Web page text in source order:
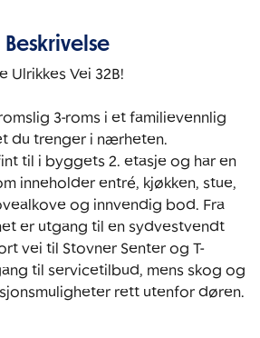
Beskrivelse
Ulrikkes Vei 32B!
3-roms i et familievennlig
du trenger i nærheten.
til i byggets 2. etasje og har en
inneholder entré, kjøkken, stue,
og innvendig bod. Fra
er utgang til en sydvestvendt
vei til Stovner Senter og T-
til servicetilbud, mens skog og
rett utenfor døren.